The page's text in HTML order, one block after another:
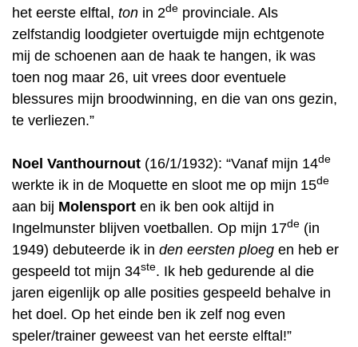
het eerste elftal, ton in 2de provinciale. Als
zelfstandig loodgieter overtuigde mijn echtgenote
mij de schoenen aan de haak te hangen, ik was
toen nog maar 26, uit vrees door eventuele
blessures mijn broodwinning, en die van ons gezin,
te verliezen.”
Noel Vanthournout (16/1/1932): “Vanaf mijn 14de
werkte ik in de Moquette en sloot me op mijn 15de
aan bij Molensport en ik ben ook altijd in
Ingelmunster blijven voetballen. Op mijn 17de (in
1949) debuteerde ik in den eersten ploeg en heb er
gespeeld tot mijn 34ste. Ik heb gedurende al die
jaren eigenlijk op alle posities gespeeld behalve in
het doel. Op het einde ben ik zelf nog even
speler/trainer geweest van het eerste elftal!”